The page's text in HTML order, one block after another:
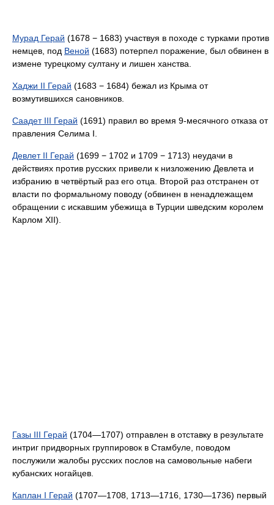
Мурад Герай (1678 − 1683) участвуя в походе с турками против
немцев, под Веной (1683) потерпел поражение, был обвинен в
измене турецкому султану и лишен ханства.
Хаджи II Герай (1683 − 1684) бежал из Крыма от
возмутившихся сановников.
Саадет III Герай (1691) правил во время 9-месячного отказа от
правления Селима I.
Девлет II Герай (1699 − 1702 и 1709 − 1713) неудачи в
действиях против русских привели к низложению Девлета и
избранию в четвёртый раз его отца. Второй раз отстранен от
власти по формальному поводу (обвинен в ненадлежащем
обращении с искавшим убежища в Турции шведским королем
Карлом XII).
Газы III Герай (1704—1707) отправлен в отставку в результате
интриг придворных группировок в Стамбуле, поводом
послужили жалобы русских послов на самовольные набеги
кубанских ногайцев.
Каплан I Герай (1707—1708, 1713—1716, 1730—1736) первый